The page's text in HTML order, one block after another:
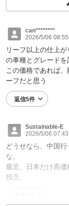
can********
2026/5/06 08:55
リーフ以上の仕上
の車種とグレード
この価格であれば
ーフだと思う
返信5件
Sustainable-E
2026/5/06 07:43
どうせなら、中国
な。
最近、日本だけ高
残念。